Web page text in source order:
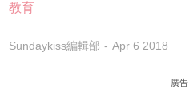
教育
Sundaykiss編輯部 Apr 6 2018
廣告